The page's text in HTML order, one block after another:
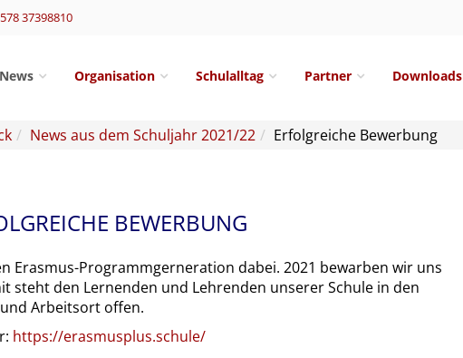
37398810
News Organisation Schulalltag Partner Downloads
News aus dem Schuljahr 2021/22 Erfolgreiche Bewerbung
BEWERBUNG
Erasmus-Programmgerneration dabei. 2021 bewarben wir uns
steht den Lernenden und Lehrenden unserer Schule in den
Arbeitsort offen.
https://erasmusplus.schule/